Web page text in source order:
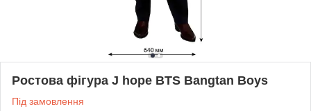
Ростова фігура J hope BTS Bangtan Boys
Під замовлення